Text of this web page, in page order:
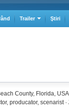
Trailer Ştiri
County, Florida, USA
producator, scenarist ·